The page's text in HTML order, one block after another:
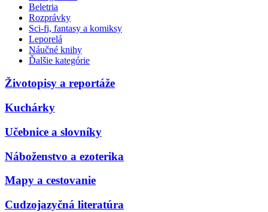
Beletria
Rozprávky
Sci-fi, fantasy a komiksy
Leporelá
Náučné knihy
Ďalšie kategórie
Životopisy a reportáže
Kuchárky
Učebnice a slovníky
Náboženstvo a ezoterika
Mapy a cestovanie
Cudzojazyčná literatúra